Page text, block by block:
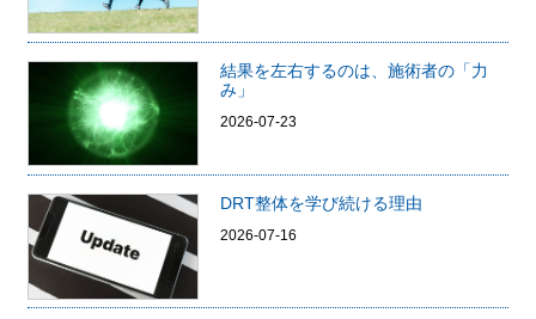
結果を左右するのは、施術者の「力
み」
2026-07-23
DRT整体を学び続ける理由
2026-07-16